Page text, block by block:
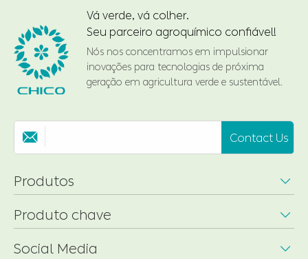
Vá verde, vá colher.
Seu parceiro agroquímico confiável!
Nós nos concentramos em impulsionar
inovações para tecnologias de próxima
geração em agricultura verde e sustentável.
 Contact Us
Produtos 
Produto chave 
Social Media 